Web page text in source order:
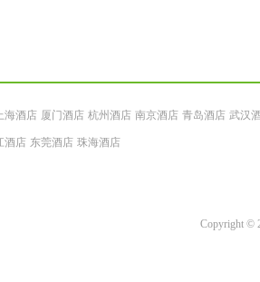
上海酒店 厦门酒店 杭州酒店 南京酒店 青岛酒店 武汉
酒店 东莞酒店 珠海酒店
Copyright ©